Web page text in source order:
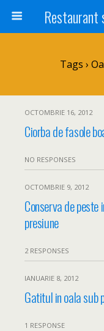
Tags ›
OCTOMBRIE 16, 2012
Ciorba de fasole
NO RESPONSES
OCTOMBRIE 9, 2012
Conserva de
presiune
2 RESPONSES
IANUARIE 8, 2012
Gatitul in oala sub
1 RESPONSE